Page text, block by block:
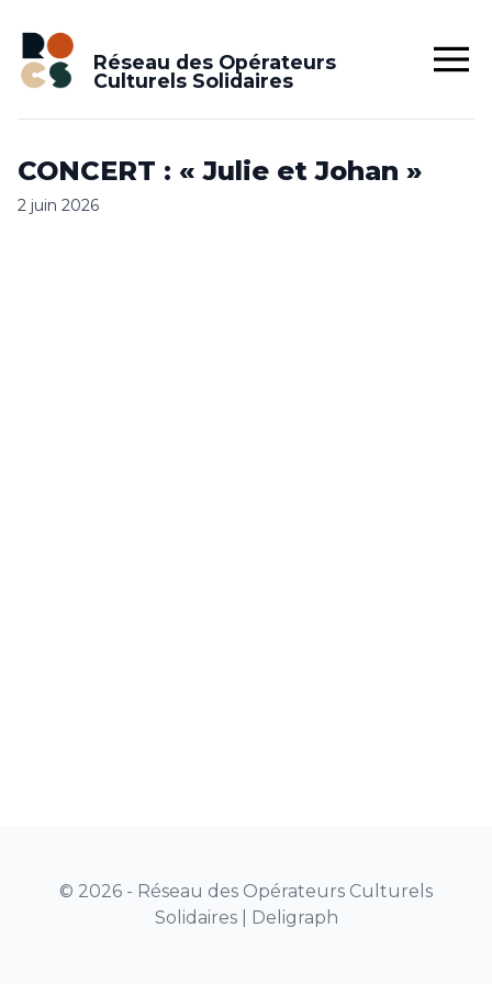
Réseau des Opérateurs
Culturels Solidaires
CONCERT : « Julie et Johan »
2 juin 2026
© 2026 - Réseau des Opérateurs Culturels
Solidaires | Deligraph